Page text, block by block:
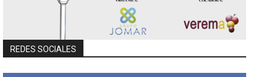
REDES SOCIALES